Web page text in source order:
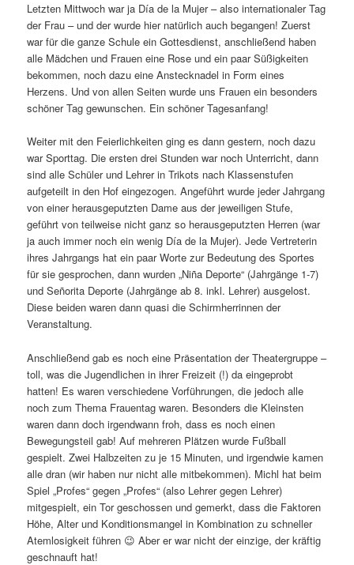
-
N
a
v
i
g
a
i
o
n
Letzten Mittwoch war ja Día de la Mujer – also internationaler Tag
der Frau – und der wurde hier natürlich auch begangen! Zuerst
war für die ganze Schule ein Gottesdienst, anschließend haben
alle Mädchen und Frauen eine Rose und ein paar Süßigkeiten
bekommen, noch dazu eine Anstecknadel in Form eines
Herzens. Und von allen Seiten wurde uns Frauen ein besonders
schöner Tag gewunschen. Ein schöner Tagesanfang!
Weiter mit den Feierlichkeiten ging es dann gestern, noch dazu
war Sporttag. Die ersten drei Stunden war noch Unterricht, dann
sind alle Schüler und Lehrer in Trikots nach Klassenstufen
aufgeteilt in den Hof eingezogen. Angeführt wurde jeder Jahrgang
von einer herausgeputzten Dame aus der jeweiligen Stufe,
geführt von teilweise nicht ganz so herausgeputzten Herren (war
ja auch immer noch ein wenig Día de la Mujer). Jede Vertreterin
ihres Jahrgangs hat ein paar Worte zur Bedeutung des Sportes
für sie gesprochen, dann wurden „Niña Deporte“ (Jahrgänge 1-7)
und Señorita Deporte (Jahrgänge ab 8. inkl. Lehrer) ausgelost.
Diese beiden waren dann quasi die Schirmherrinnen der
Veranstaltung.
Anschließend gab es noch eine Präsentation der Theatergruppe –
toll, was die Jugendlichen in ihrer Freizeit (!) da eingeprobt
hatten! Es waren verschiedene Vorführungen, die jedoch alle
noch zum Thema Frauentag waren. Besonders die Kleinsten
waren dann doch irgendwann froh, dass es noch einen
Bewegungsteil gab! Auf mehreren Plätzen wurde Fußball
gespielt. Zwei Halbzeiten zu je 15 Minuten, und irgendwie kamen
alle dran (wir haben nur nicht alle mitbekommen). Michl hat beim
Spiel „Profes“ gegen „Profes“ (also Lehrer gegen Lehrer)
mitgespielt, ein Tor geschossen und gemerkt, dass die Faktoren
Höhe, Alter und Konditionsmangel in Kombination zu schneller
Atemlosigkeit führen 😉 Aber er war nicht der einzige, der kräftig
geschnauft hat!